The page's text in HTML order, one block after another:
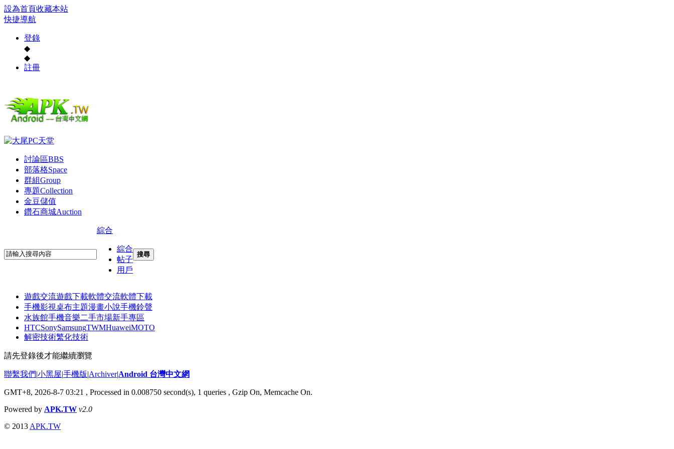
設為首頁收藏本站
快捷導航
登錄
◆
◆
註冊
討論區BBS
部落格Space
群組Group
專題Collection
金豆儲值
鑽石商城Auction
綜合
綜合
帖子
用戶
搜尋
遊戲交流遊戲下載軟體交流軟體下載
手機影視桌布主題漫畫小說手機鈴聲
水族館手機音樂二手市場新手專區
HTCSonySamsungTWMHuaweiMOTO
解密技術繁化技術
請先登錄後才能繼續瀏覽
聯繫我們|小黑屋|手機版|Archiver|Android 台灣中文網
GMT+8, 2026-8-7 03:21 , Processed in 0.008750 second(s), 1 queries , Gzip On, Memcache On.
Powered by APK.TW v2.0
© 2013 APK.TW